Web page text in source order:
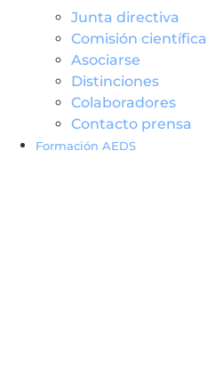
Junta directiva
Comisión científica
Asociarse
Distinciones
Colaboradores
Contacto prensa
Formación AEDS